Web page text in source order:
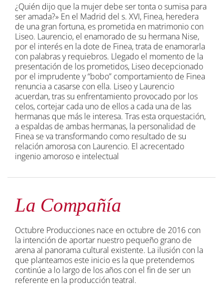
¿Quién dijo que la mujer debe ser tonta o sumisa para
ser amada?» En el Madrid del s. XVI, Finea, heredera
de una gran fortuna, es prometida en matrimonio con
Liseo. Laurencio, el enamorado de su hermana Nise,
por el interés en la dote de Finea, trata de enamorarla
con palabras y requiebros. Llegado el momento de la
presentación de los prometidos, Liseo decepcionado
por el imprudente y “bobo” comportamiento de Finea
renuncia a casarse con ella. Liseo y Laurencio
acuerdan, tras su enfrentamiento provocado por los
celos, cortejar cada uno de ellos a cada una de las
hermanas que más le interesa. Tras esta orquestación,
a espaldas de ambas hermanas, la personalidad de
Finea se va transformando como resultado de su
relación amorosa con Laurencio. El acrecentado
ingenio amoroso e intelectual
La Compañía
Octubre Producciones nace en octubre de 2016 con
la intención de aportar nuestro pequeño grano de
arena al panorama cultural existente. La ilusión con la
que planteamos este inicio es la que pretendemos
continúe a lo largo de los años con el fin de ser un
referente en la producción teatral.